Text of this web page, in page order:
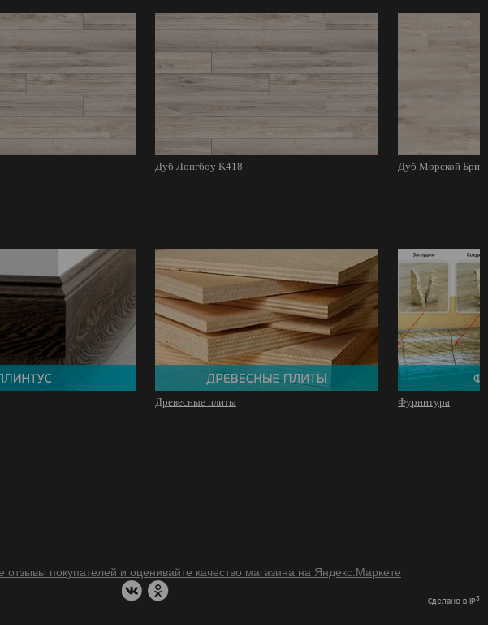
Дуб Лонгбоу K418 Дуб Морской Бриз
Древесные плиты Фурнитура
Сделано в IP3